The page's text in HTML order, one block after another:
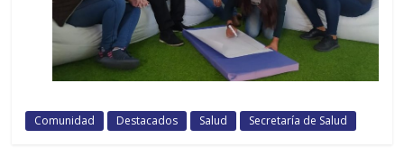
Comunidad Destacados Salud Secretaría de Salud